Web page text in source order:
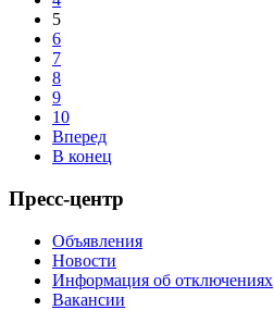
5
6
7
8
9
10
Вперед
В конец
Пресс-центр
Объявления
Новости
Информация об отключениях
Вакансии